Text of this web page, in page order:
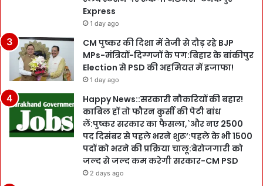
Express
1 day ago
CM पुष्कर की दिशा में तेजी से दौड़ रहे BJP
MPs-मंत्रियों-दिग्गजों के पग:बिहार के बांकीपुर
Election से PSD की अहमियत में इजाफा!
1 day ago
Happy News::सरकारी नौकरियों की बहार!
काबिल हों तो फौरन कुर्सी की पेटी बांध
लें:पुष्कर सरकार का फैसला,`और नए 2500
पद दिसंबर से पहले भरने शुरू’:पहले के भी 1500
पदों को भरने की प्रक्रिया चालू:बेरोजगारी को
जल्द से जल्द कम करेगी सरकार-CM PSD
2 days ago